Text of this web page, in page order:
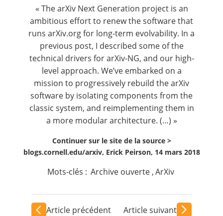
« The arXiv Next Generation project is an
ambitious effort to renew the software that
runs arXiv.org for long-term evolvability. In a
previous post, I described some of the
technical drivers for arXiv-NG, and our high-
level approach. We’ve embarked on a
mission to progressively rebuild the arXiv
software by isolating components from the
classic system, and reimplementing them in
a more modular architecture. (…) »
Continuer sur le site de la source >
blogs.cornell.edu/arxiv, Erick Peirson, 14 mars 2018
Mots-clés : Archive ouverte ,ArXiv
Article précédent Article suivant